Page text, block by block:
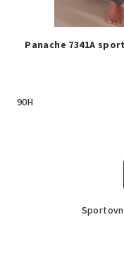
Panache 7341A
90H